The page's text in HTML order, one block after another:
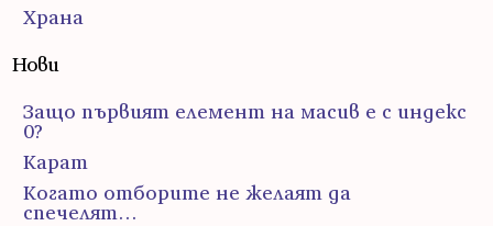
Храна
Нови
Защо първият елемент на масив е с индекс
0?
Карат
Когато отборите не желаят да
спечелят…